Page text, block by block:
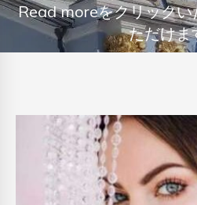
Read moreをクリック
ただけま